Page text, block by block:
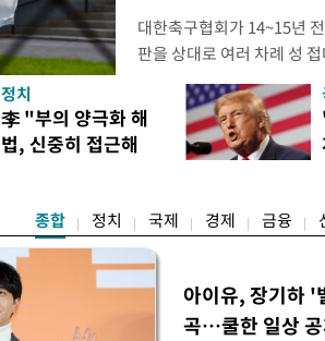
대한축구협회가 14~15년
판을 상대로 여러 차례 성
구계에 따르면 국회의 한
년 국제심판 10여 명에게
축구협회는 외국인 심판과
수십만원에서 많게는 100
정치
李 "부의 양극화 해
법, 신중히 접근해
종합 정치 국제 경제 금융
아이유, 장기하 '
곡…쿨한 일상